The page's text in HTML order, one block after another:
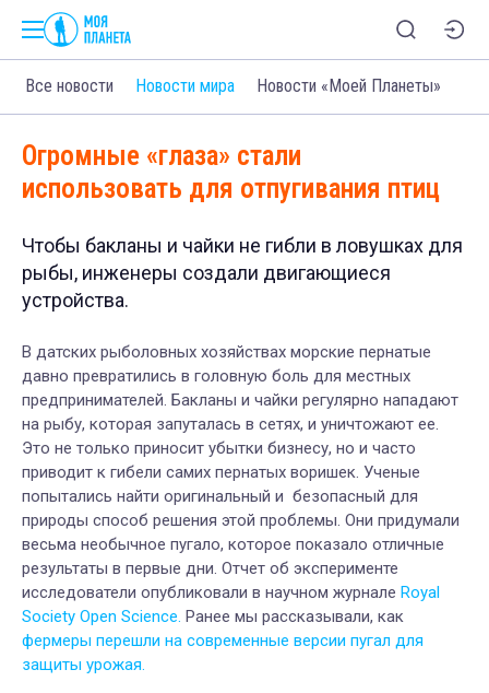
Все новости Новости мира Новости «Моей Планеты»
Огромные «глаза» стали
использовать для отпугивания птиц
Чтобы бакланы и чайки не гибли в ловушках для
рыбы, инженеры создали двигающиеся
устройства.
В датских рыболовных хозяйствах морские пернатые
давно превратились в головную боль для местных
предпринимателей. Бакланы и чайки регулярно нападают
на рыбу, которая запуталась в сетях, и уничтожают ее.
Это не только приносит убытки бизнесу, но и часто
приводит к гибели самих пернатых воришек. Ученые
попытались найти оригинальный и безопасный для
природы способ решения этой проблемы. Они придумали
весьма необычное пугало, которое показало отличные
результаты в первые дни. Отчет об эксперименте
исследователи опубликовали в научном журнале Royal
Society Open Science. Ранее мы рассказывали, как
фермеры перешли на современные версии пугал для
защиты урожая.